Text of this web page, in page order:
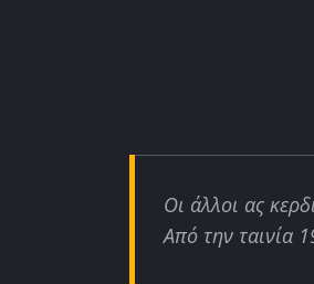
Οι άλλοι ας
Από την ταινία